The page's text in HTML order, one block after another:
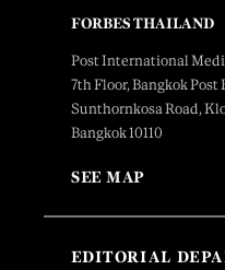
FORBES THAILAND
Post International
7th Floor, Bangkok Post
Sunthornkosa Road,
Bangkok 10110
SEE MAP
EDITORIAL